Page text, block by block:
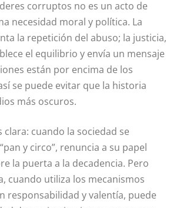
corruptos no es un acto de
necesidad moral y política. La
la repetición del abuso; la justicia,
el equilibrio y envía un mensaje
están por encima de los
se puede evitar que la historia
más oscuros.
clara: cuando la sociedad se
y circo”, renuncia a su papel
la puerta a la decadencia. Pero
cuando utiliza los mecanismos
responsabilidad y valentía, puede